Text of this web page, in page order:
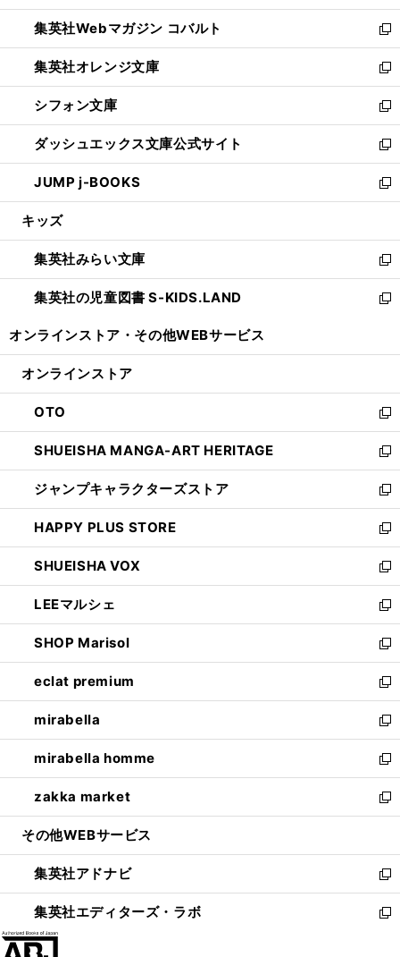
開
く
ウ
で
開
く
ン
ド
ウ
で
開
く
ウ
ィ
ン
ド
ウ
で
開
く
集英社Webマガジン コバルト
新
し
い
ウ
ィ
ン
ド
ウ
で
開
集英社オレンジ文庫
新
し
い
ウ
ィ
ン
ド
ウ
開
く
シフォン文庫
新
し
い
ウ
ィ
ン
ウ
で
開
く
ダッシュエックス文庫公式サイト
新
し
い
ウ
ン
ド
ウ
で
JUMP j-BOOKS
新
し
ウ
ィ
ン
ド
開
キッズ
集英社みらい文庫
新
し
い
ン
ウ
で
開
く
集英社の児童図書 S-KIDS.LAND
新
ウ
ン
ド
ウ
で
開
く
オンラインストア・ その他WEBサービス
オンラインストア
OTO
新
し
い
ウ
ィ
ン
ド
ウ
で
開
く
SHUEISHA MANGA-ART HERITAGE
新
し
い
ウ
ィ
ン
ド
ウ
で
開
く
ジャンプキャラクターズストア
新
し
い
ウ
ィ
ン
ド
ウ
で
開
く
HAPPY PLUS STORE
新
し
い
ウ
ィ
ン
ド
ウ
で
開
く
SHUEISHA VOX
新
し
い
ウ
ィ
ン
ド
ウ
で
開
く
LEEマルシェ
新
し
い
ウ
ィ
ン
ド
ウ
で
開
く
SHOP Marisol
新
し
い
ウ
ィ
ン
ド
ウ
で
開
eclat premium
新
し
い
ウ
ィ
ン
ド
ウ
開
く
mirabella
新
し
い
ウ
ィ
ン
ウ
で
開
く
mirabella homme
新
し
い
ウ
ン
ド
ウ
で
zakka market
新
し
ウ
ィ
ン
ド
その他WEBサービス
集英社アドナビ
新
し
い
集英社エディターズ・ラボ
新